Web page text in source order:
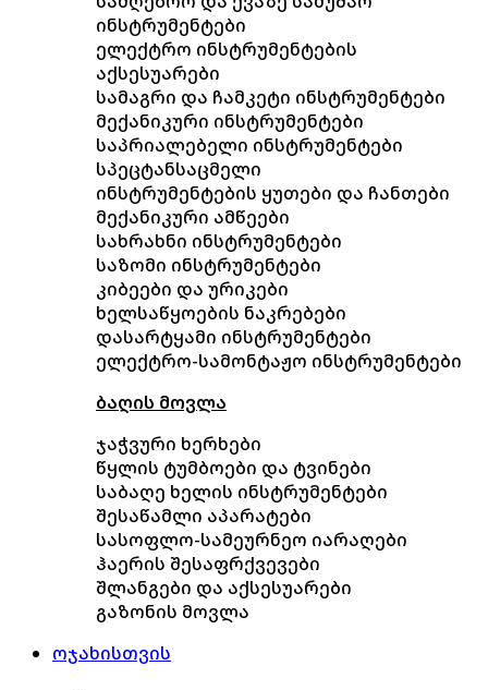
ინსტრუმენტები
ელექტრო ინსტრუმენტების
აქსესუარები
სამაგრი და ჩამკეტი ინსტრუმენტები
მექანიკური ინსტრუმენტები
საპრიალებელი ინსტრუმენტები
სპეცტანსაცმელი
ინსტრუმენტების ყუთები და ჩანთები
მექანიკური ამწეები
სახრახნი ინსტრუმენტები
საზომი ინსტრუმენტები
კიბეები და ურიკები
ხელსაწყოების ნაკრებები
დასარტყამი ინსტრუმენტები
ელექტრო-სამონტაჟო ინსტრუმენტები
ბაღის მოვლა
ჯაჭვური ხერხები
წყლის ტუმბოები და ტვინები
საბაღე ხელის ინსტრუმენტები
შესაწამლი აპარატები
სასოფლო-სამეურნეო იარაღები
ჰაერის შესაფრქვევები
შლანგები და აქსესუარები
გაზონის მოვლა
ოჯახისთვის